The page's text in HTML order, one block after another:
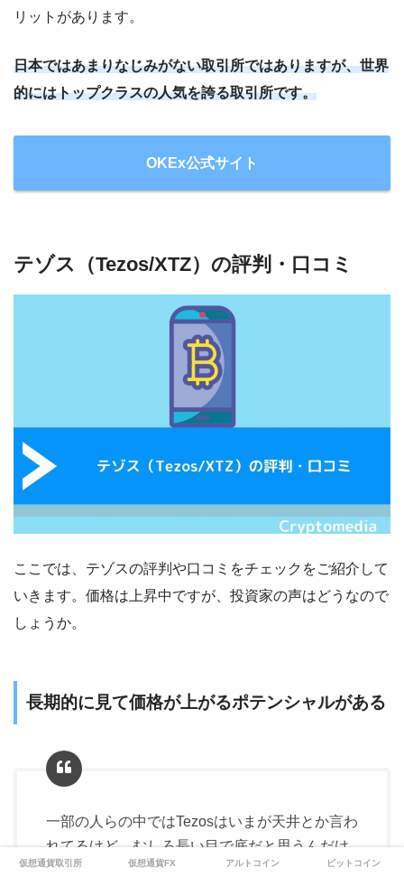
リットがあります。
日本ではあまりなじみがない取引所ではありますが、世界
的にはトップクラスの人気を誇る取引所です。
OKEx公式サイト
テゾス（Tezos/XTZ）の評判・口コミ
ここでは、テゾスの評判や口コミをチェックをご紹介して
いきます。価格は上昇中ですが、投資家の声はどうなので
しょうか。
長期的に見て価格が上がるポテンシャルがある
一部の人らの中ではTezosはいまが天井とか言わ
れてるけど、むしろ長い目で底だと思うんだけ
どな
仮想通貨取引所 仮想通貨FX アルトコイン ビットコイン